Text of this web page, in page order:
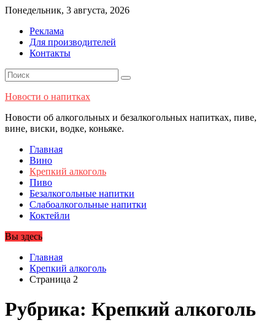
Перейти
содержимому
Понедельник, 3 августа, 2026
Реклама
Для производителей
Контакты
Новости о напитках
Новости об алкогольных и безалкогольных напитках, пиве,
вине, виски, водке, коньяке.
Главная
Вино
Крепкий алкоголь
Пиво
Безалкогольные напитки
Слабоалкогольные напитки
Коктейли
Вы здесь
Главная
Крепкий алкоголь
Страница 2
Рубрика: Крепкий алкоголь